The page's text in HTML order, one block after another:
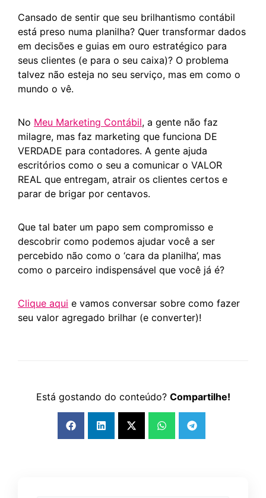
Cansado de sentir que seu brilhantismo contábil
está preso numa planilha? Quer transformar dados
em decisões e guias em ouro estratégico para
seus clientes (e para o seu caixa)? O problema
talvez não esteja no seu serviço, mas em como o
mundo o vê.
No Meu Marketing Contábil, a gente não faz
milagre, mas faz marketing que funciona DE
VERDADE para contadores. A gente ajuda
escritórios como o seu a comunicar o VALOR
REAL que entregam, atrair os clientes certos e
parar de brigar por centavos.
Que tal bater um papo sem compromisso e
descobrir como podemos ajudar você a ser
percebido não como o ‘cara da planilha’, mas
como o parceiro indispensável que você já é?
Clique aqui e vamos conversar sobre como fazer
seu valor agregado brilhar (e converter)!
Está gostando do conteúdo? Compartilhe!